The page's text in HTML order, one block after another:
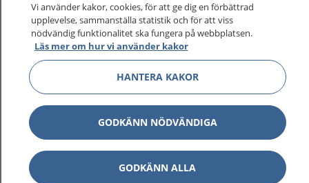
1177 på flera språk
Om 1177 Visa
Kontakt Visa
Behandling av personuppgifter
Vi använder kakor, cookies, för att ge dig en förbättrad
upplevelse, sammanställa statistik och för att viss
nödvändig funktionalitet ska fungera på webbplatsen.
Läs mer om hur vi använder kakor
HANTERA KAKOR
GODKÄNN NÖDVÄNDIGA
GODKÄNN ALLA